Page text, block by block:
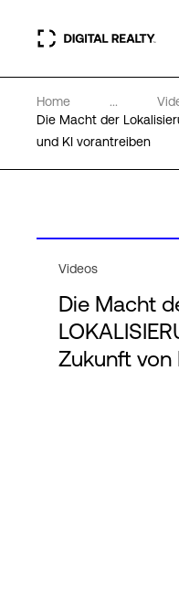
Rechenzentren
PlatformDIGITAL®
Über uns
Home ...
Die Macht der
und KI vorantreiben
Videos
Die Macht
Zukunft von